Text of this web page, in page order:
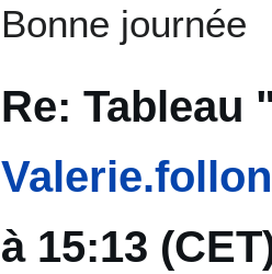
Bonne journée
Re: Tableau
à 15:13